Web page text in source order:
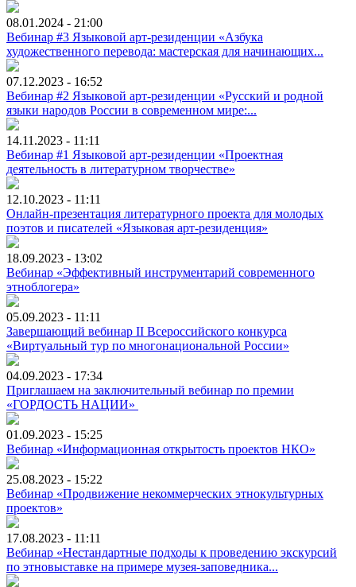
08.01.2024 - 21:00
Вебинар #3 Языковой арт-резиденции «Азбука
художественного перевода: мастерская для начинающих...
07.12.2023 - 16:52
Вебинар #2 Языковой арт-резиденции «Русский и родной
языки народов России в современном мире:...
14.11.2023 - 11:11
Вебинар #1 Языковой арт-резиденции «Проектная
деятельность в литературном творчестве»
12.10.2023 - 11:11
Онлайн-презентация литературного проекта для молодых
поэтов и писателей «Языковая арт-резиденция»
18.09.2023 - 13:02
Вебинар «Эффективный инструментарий современного
этноблогера»
05.09.2023 - 11:11
Завершающий вебинар II Всероссийского конкурса
«Виртуальный тур по многонациональной России»
04.09.2023 - 17:34
Приглашаем на заключительный вебинар по премии
«ГОРДОСТЬ НАЦИИ»
01.09.2023 - 15:25
Вебинар «Информационная открытость проектов НКО»
25.08.2023 - 15:22
Вебинар «Продвижение некоммерческих этнокультурных
проектов»
17.08.2023 - 11:11
Вебинар «Нестандартные подходы к проведению экскурсий
по этновыставке на примере музея-заповедника...